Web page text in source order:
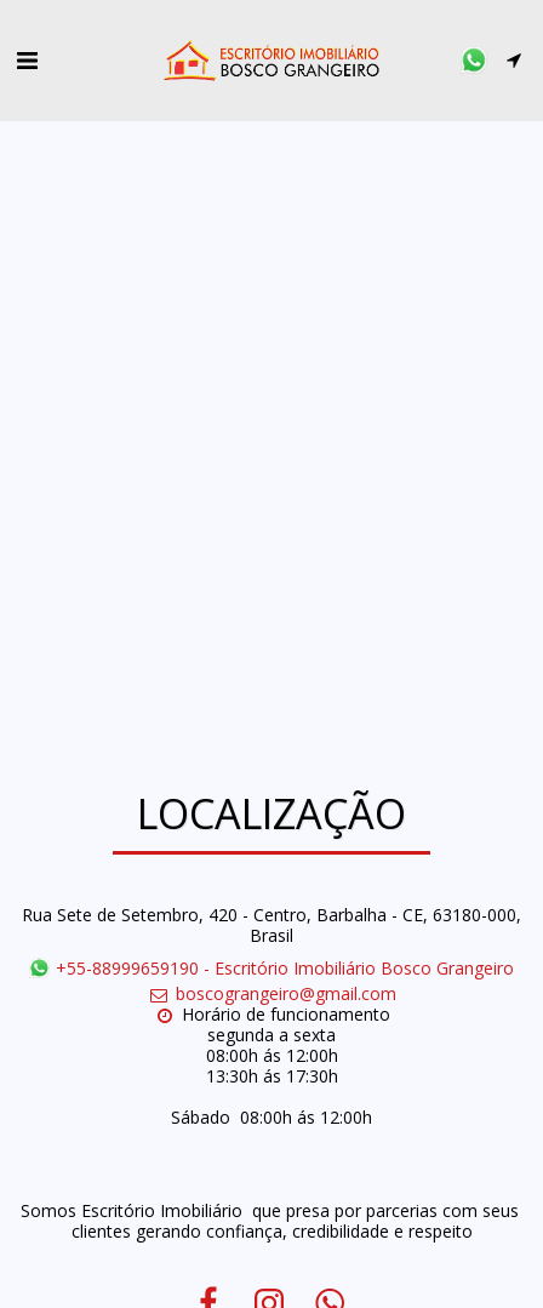
LOCALIZAÇÃO
Rua Sete de Setembro, 420 - Centro, Barbalha - CE, 63180-000,
Brasil
+55-88999659190 - Escritório Imobiliário Bosco Grangeiro
boscograngeiro@gmail.com
Horário de funcionamento
segunda a sexta
08:00h ás 12:00h
13:30h ás 17:30h
Sábado  08:00h ás 12:00h
Somos Escritório Imobiliário  que presa por parcerias com seus
clientes gerando confiança, credibilidade e respeito